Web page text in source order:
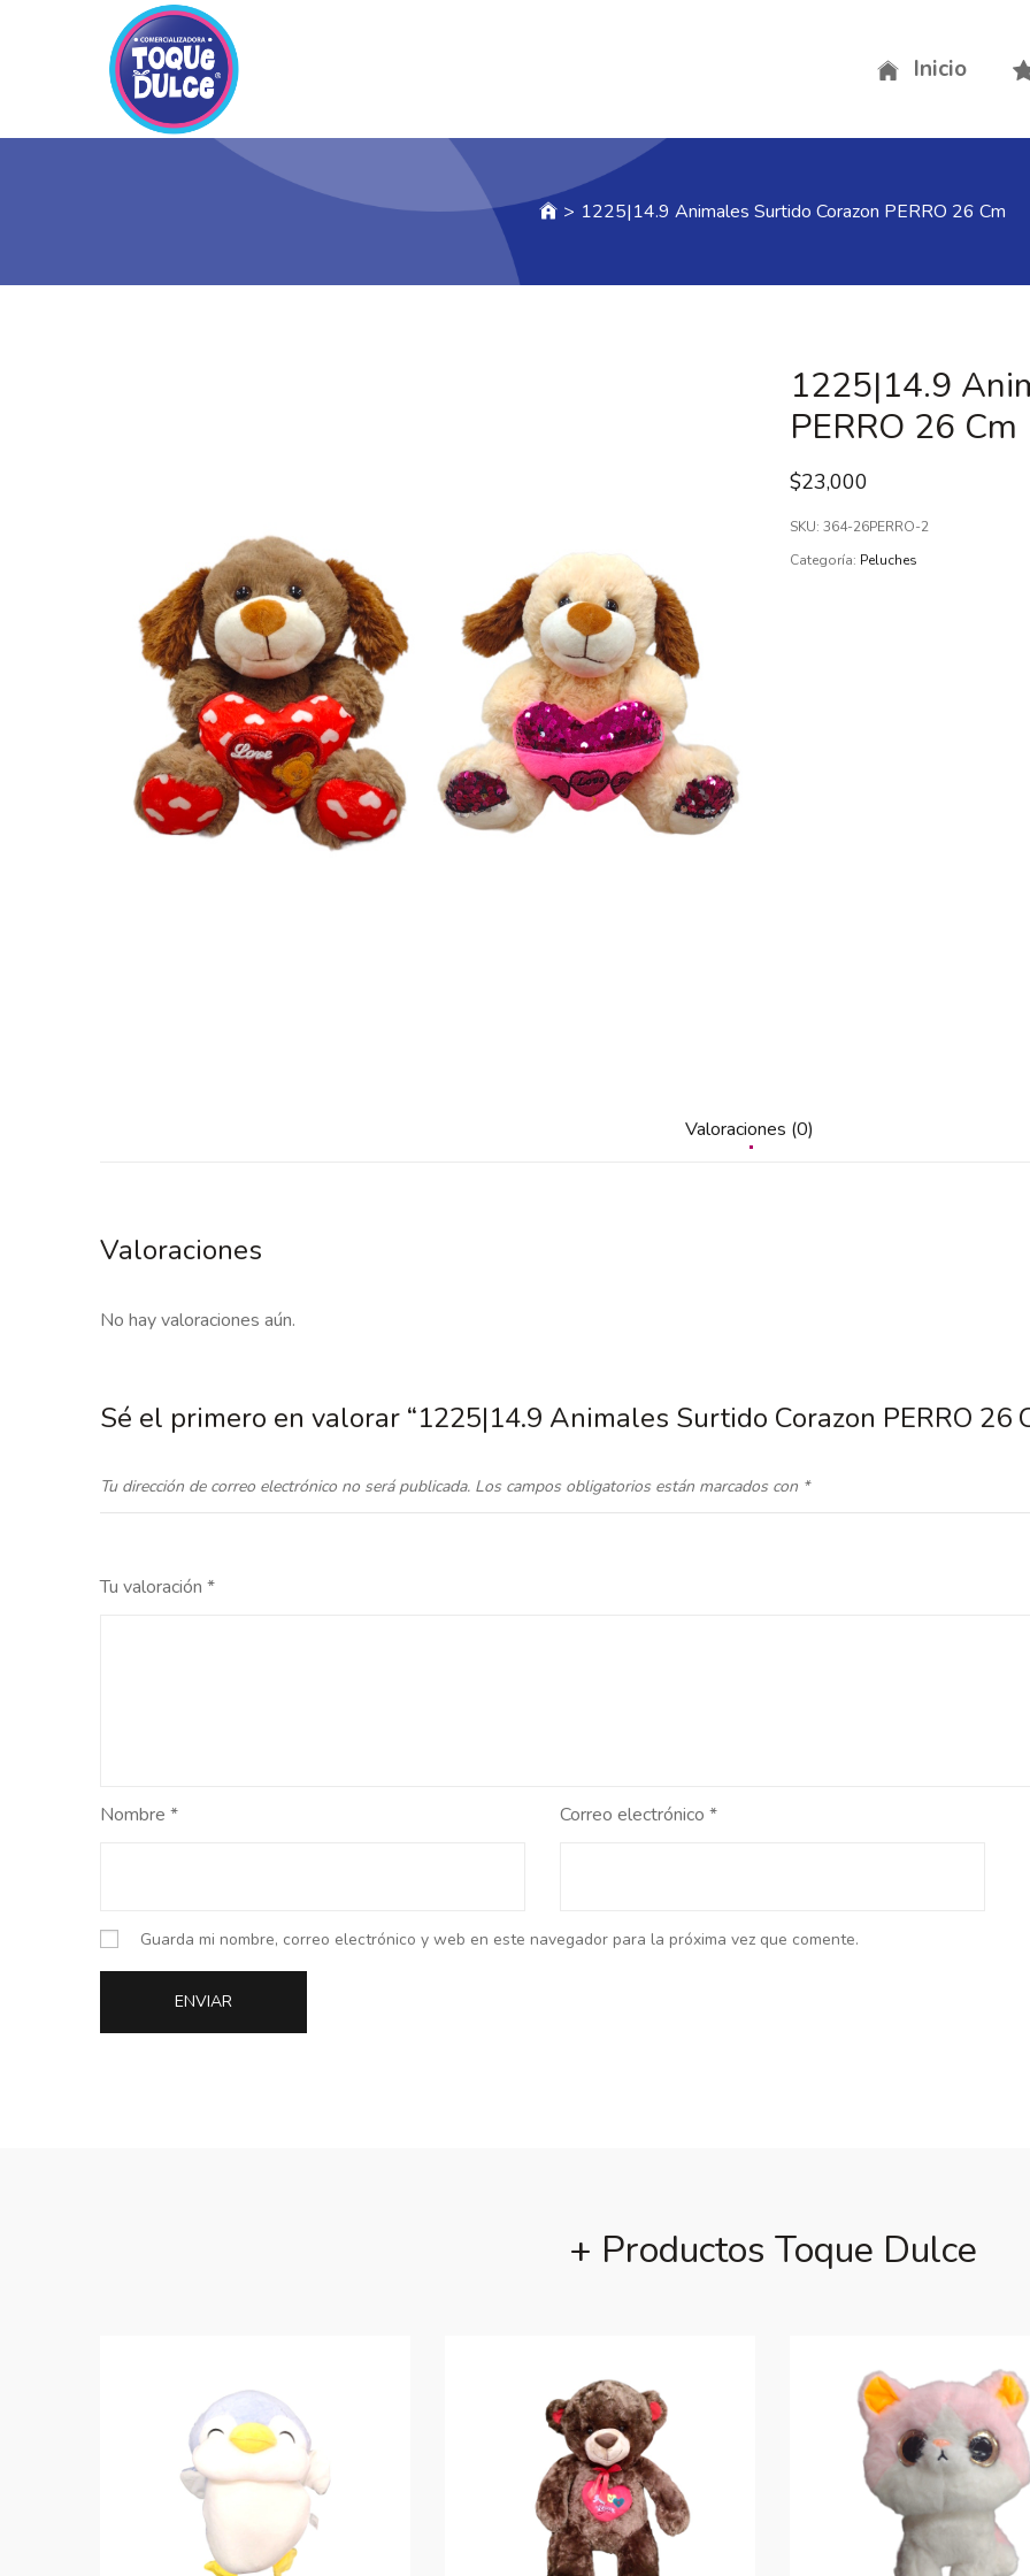
Inicio
> 1225|14.9 Animales Surtido Corazon PERRO 26 Cm
1225|14.9
PERRO 26 Cm
$23,000
SKU: 364-26PERRO-2
Categoría: Peluches
Valoraciones (0)
Valoraciones
No hay valoraciones aún.
Sé el primero en valorar “1225|14.9 Animales Surtido Corazon PERRO 26
Tu dirección de correo electrónico no será publicada. Los campos obligatorios están marcados con *
Tu valoración *
Nombre * Correo electrónico *
Guarda mi nombre, correo electrónico y web en este navegador para la próxima vez que comente.
+ Productos Toque Dulce